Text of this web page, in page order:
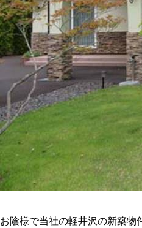
お陰様で当社の軽井沢の新築物